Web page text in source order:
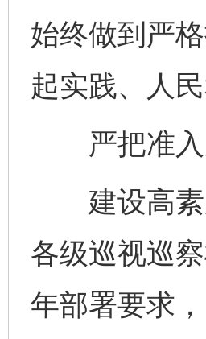
始终做到严
起实践、人
严把准入
建设高素
各级巡视巡
年部署要求